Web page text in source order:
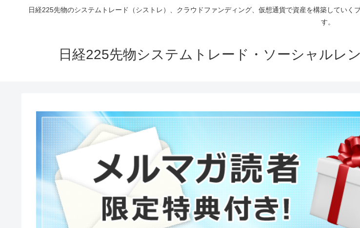
日経225先物のシステムトレード（シストレ）、クラウドファンディング、仮想通貨で資産を構築してい
す。
日経225先物システムトレード・ソーシャルレ